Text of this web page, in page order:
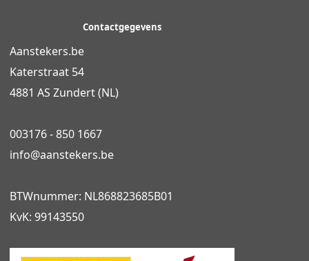
Contactgegevens
Aanstekers.be
Katerstraat 54
4881 AS Zundert (NL)
003176 - 850 1667
info@aanstekers.be
BTWnummer: NL868823685B01
KvK: 99143550